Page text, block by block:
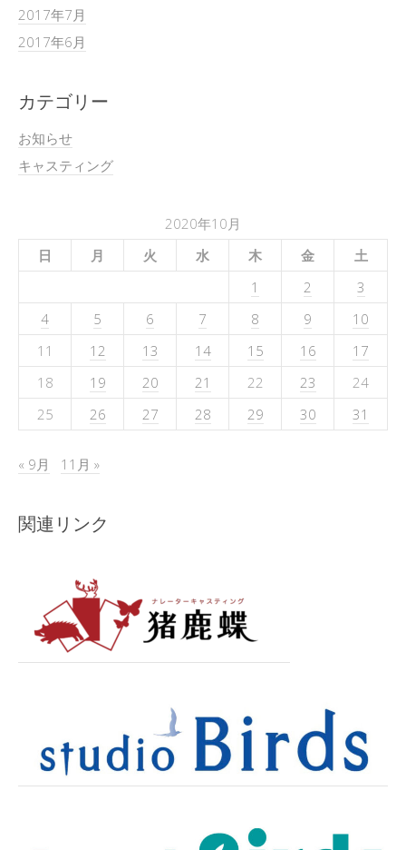
2017年7月
2017年6月
カテゴリー
お知らせ
キャスティング
2020年10月
日
月 火 水 木 金
土
1
2
3
4
5 6 7 8 9
10
11
12 13 14 15 16
17
18
19 20 21 22 23
24
25
26 27 28 29 30 31
« 9月 11月 »
関連リンク